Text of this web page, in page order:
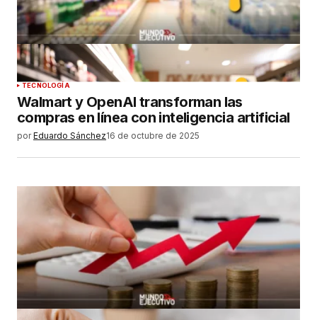
TECNOLOGÍA
Walmart y OpenAI transforman las
compras en línea con inteligencia artificial
por Eduardo Sánchez16 de octubre de 2025